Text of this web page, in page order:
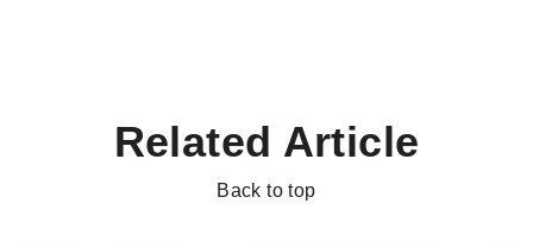
Related Article
Back to top